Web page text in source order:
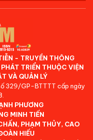
- TRUYỀN THÔNG
TRIỂN THUỘC VIỆN
VÀ QUẢN LÝ
329/GP-BTTTT cấp ngày
PHƯƠNG
MINH TIẾN
PHẠM THỦY, CAO
HIẾU